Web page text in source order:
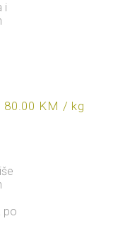
i
80.00 KM / kg
po